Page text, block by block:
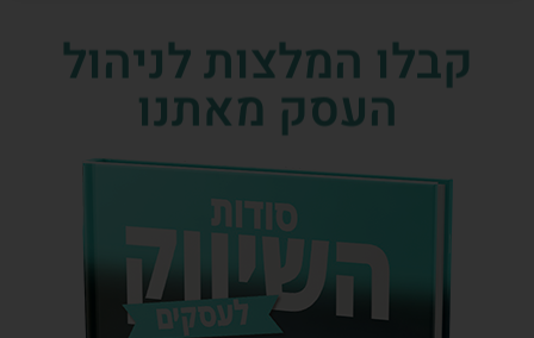
קבלו המלצות לניהול
העסק מאתנו